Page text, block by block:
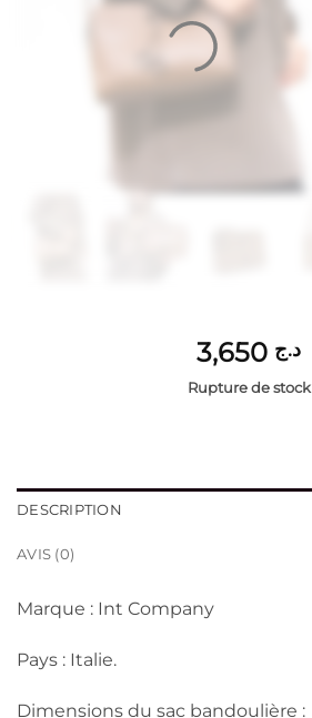
د.ج
Rupture de stock
DESCRIPTION
AVIS (0)
Marque : Int Company
Pays : Italie.
Dimensions du sac bandoulière :